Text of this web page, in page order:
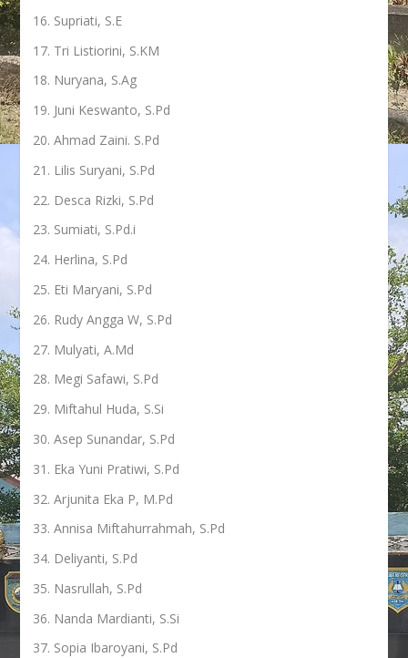
Supriati, S.E
Tri Listiorini, S.KM
Nuryana, S.Ag
Juni Keswanto, S.Pd
Ahmad Zaini. S.Pd
Lilis Suryani, S.Pd
Desca Rizki, S.Pd
Sumiati, S.Pd.i
Herlina, S.Pd
Eti Maryani, S.Pd
Rudy Angga W, S.Pd
Mulyati, A.Md
Megi Safawi, S.Pd
Miftahul Huda, S.Si
Asep Sunandar, S.Pd
Eka Yuni Pratiwi, S.Pd
Arjunita Eka P, M.Pd
Annisa Miftahurrahmah, S.Pd
Deliyanti, S.Pd
Nasrullah, S.Pd
Nanda Mardianti, S.Si
Sopia Ibaroyani, S.Pd